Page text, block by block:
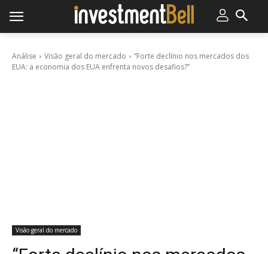
Análise Visão geral do mercado
“Forte declínio nos mercados dos
EUA: a economia dos EUA enfrenta novos desafios?”
Visão geral do mercado